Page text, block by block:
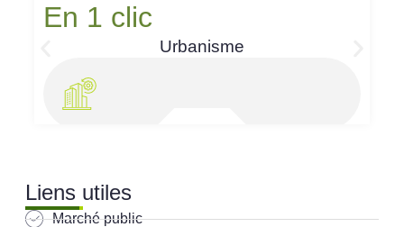
En 1 clic
Urbanisme
Liens utiles
Marché public